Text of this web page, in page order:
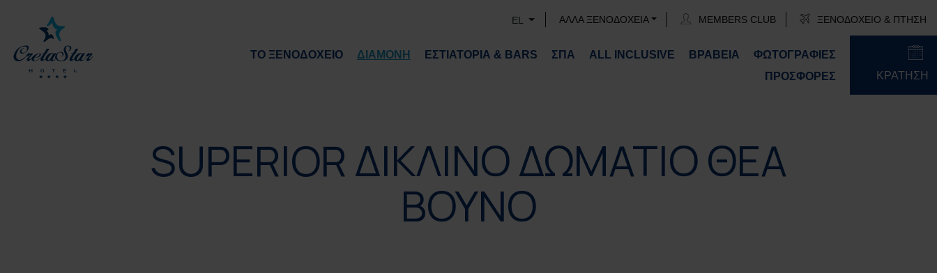
EL ΑΛΛΑ ΞΕΝΟΔΟΧΕΙΑ MEMBERS CLUB ΞΕΝΟΔΟΧΕΙΟ & ΠΤΗΣΗ
ΤΟ ΞΕΝΟΔΟΧΕΙΟ ΔΙΑΜΟΝΗ ΕΣΤΙΑΤΟΡΙΑ & BARS ΣΠΑ ALL INCLUSIVE ΒΡΑΒΕΙΑ
ΦΩΤΟΓΡΑΦΙΕΣ
ΠΡΟΣΦΟΡΕΣ
ΚΡΑΤΗΣΗ
SUPERIOR ΔΙΚΛΙΝΟ ΔΩΜΑΤΙΟ ΘΕΑ
ΒΟΥΝΟ